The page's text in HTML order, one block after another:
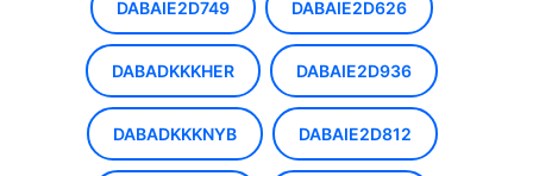
DABAIE2D749 DABAIE2D626
DABADKKKHER DABAIE2D936
DABADKKKNYB DABAIE2D812